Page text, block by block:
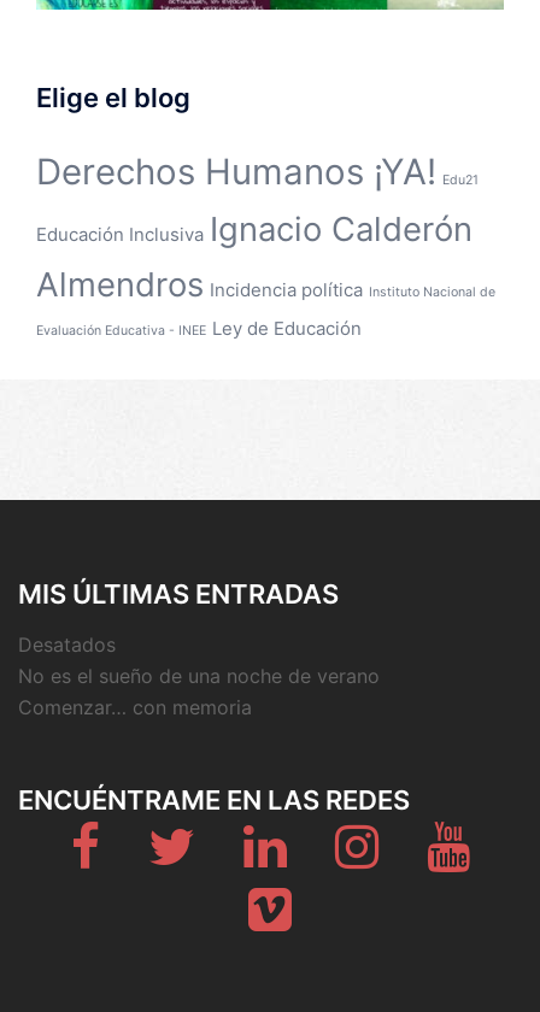
Elige el blog
Derechos Humanos ¡YA! Edu21
Educación Inclusiva Ignacio Calderón
Almendros Incidencia política Instituto Nacional de
Evaluación Educativa - INEE Ley de Educación
MIS ÚLTIMAS ENTRADAS
Desatados
No es el sueño de una noche de verano
Comenzar… con memoria
ENCUÉNTRAME EN LAS REDES
Fb Twitter Linkedin Instagram
Vimeo